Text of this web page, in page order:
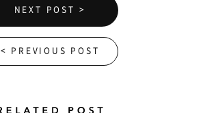
NEXT POST >
< PREVIOUS POST